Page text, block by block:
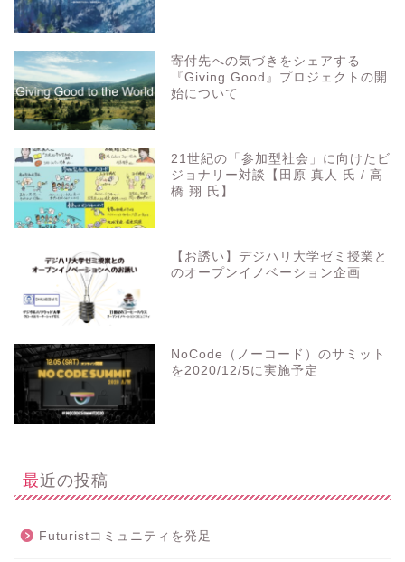
寄付先への気づきをシェアする
『Giving Good』プロジェクトの開
始について
21世紀の「参加型社会」に向けたビ
ジョナリー対談【田原 真人 氏 / 高
橋 翔 氏】
【お誘い】デジハリ大学ゼミ授業と
のオープンイノベーション企画
NoCode（ノーコード）のサミット
を2020/12/5に実施予定
最近の投稿
Futuristコミュニティを発足